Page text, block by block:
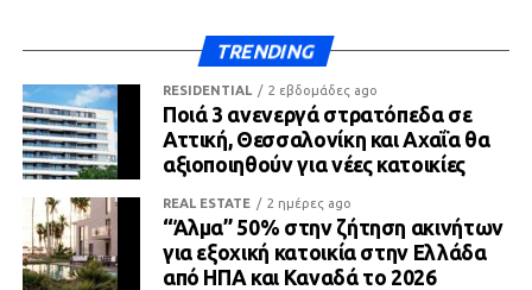
TRENDING
RESIDENTIAL 2 εβδομάδες ago
Ποιά 3 ανενεργά στρατόπεδα σε
Αττική, Θεσσαλονίκη και Αχαΐα θα
αξιοποιηθούν για νέες κατοικίες
REAL ESTATE 2 ημέρες ago
“Άλμα” 50% στην ζήτηση ακινήτων
για εξοχική κατοικία στην Ελλάδα
από ΗΠΑ και Καναδά το 2026